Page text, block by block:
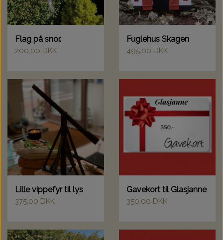
Flag på snor.
200,00 DKK
Fuglehus Skagen
495,00 DKK
Lille vippefyr til lys
375,00 DKK
Gavekort til Glasjanne
350,00 DKK